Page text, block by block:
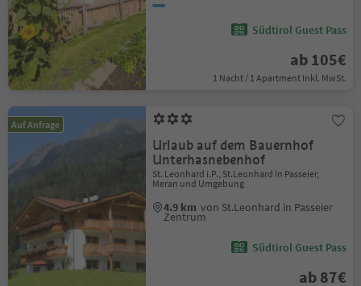
Südtirol Guest Pass
ab 105€
1 Nacht / 1 Apartment Inkl. MwSt.
Auf Anfrage
Urlaub auf dem Bauernhof
Unterhasnebenhof
St. Leonhard i.P., St.Leonhard in Passeier,
Meran und Umgebung
4.9 km von St.Leonhard in Passeier
Zentrum
Südtirol Guest Pass
ab 87€